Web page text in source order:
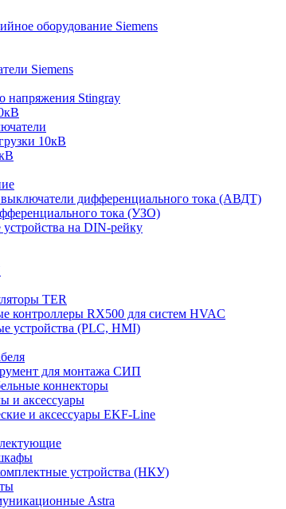
оборудование Siemens
Siemens
напряжения Stingray
10кВ
дифференциального тока (АВДТ)
тока (УЗО)
на DIN-рейку
TER
контроллеры RX500 для систем HVAC
устройства (PLC, HMI)
для монтажа СИП
коннекторы
и аксессуары
и аксессуары EKF-Line
устройства (НКУ)
Astra